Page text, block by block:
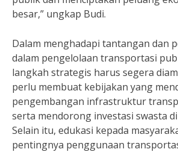
besar,” ungkap Budi.
Dalam menghadapi tantangan dan
dalam pengelolaan transportasi
langkah strategis harus segera
perlu membuat kebijakan yang
pengembangan infrastruktur
serta mendorong investasi swasta
Selain itu, edukasi kepada
pentingnya penggunaan